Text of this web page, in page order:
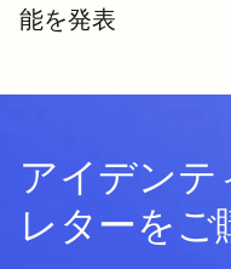
能を発表
アイデンテ
レターをご